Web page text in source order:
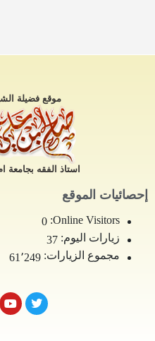
موقع فضيلة
استاذ الفقه
إحصائيات الموقع
Online Visitors:
0
زيارات اليوم: 37
مجموع الزيارات: 61٬249